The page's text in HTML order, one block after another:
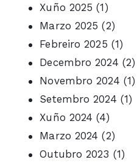
Xuño 2025 (1)
Marzo 2025 (2)
Febreiro 2025 (1)
Decembro 2024 (2)
Novembro 2024 (1)
Setembro 2024 (1)
Xuño 2024 (4)
Marzo 2024 (2)
Outubro 2023 (1)